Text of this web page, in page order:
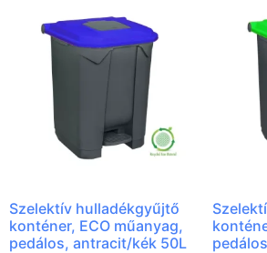
Szelektív hulladékgyűjtő
konténer, ECO műanyag,
pedálos, antracit/kék 50L